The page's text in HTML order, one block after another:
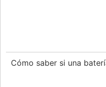
Cómo saber si una